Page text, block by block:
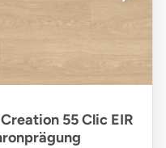
55 Clic EIR